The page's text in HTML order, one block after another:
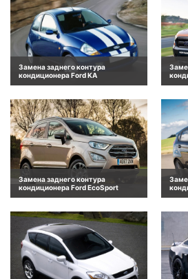
Замена заднего контура
кондиционера Ford KA
Замена заднего контура
кондиционера Ford EcoSport